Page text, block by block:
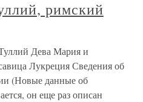
римский
Дева Мария и
Лукреция Сведения об
(Новые данные об
он еще раз описан